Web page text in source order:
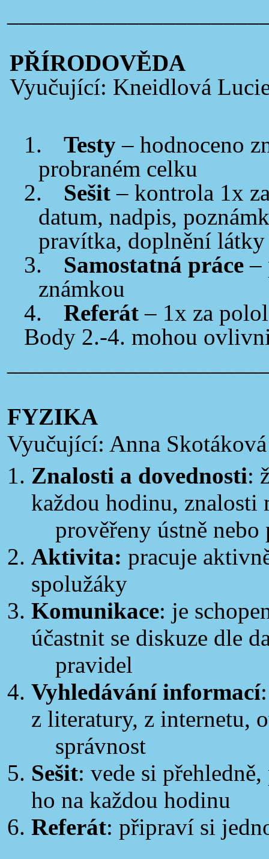
PŘÍRODOVĚDA
Vyučující: Kneidlová
1. Testy– hodnoceno
probraném celku
2.
Sešit– kontrola 1x
datum, nadpis,
pravítka, doplnění
3.
Samostatná práce–
známkou
4.
Referát– 1x za
Body 2.-4. mohou
FYZIKA
Vyučující: Anna Skotáková
Znalosti a dovednosti:
každou hodinu, znalosti
prověřeny ústně nebo
Aktivita: pracuje
spolužáky
Komunikace: je
účastnit se diskuze dle
pravidel
Vyhledávání informací
z literatury, z internetu,
správnost
Sešit: vede si
ho na každou hodinu
Referát: připraví si